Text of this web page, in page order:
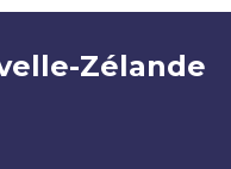
Zélande